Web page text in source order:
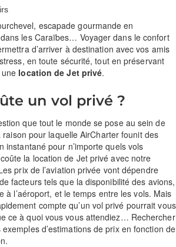
escapade gourmande en
les Caraïbes… Voyager dans le confort
d’arriver à destination avec vos amis
en toute sécurité, tout en préservant
location de Jet privé.
un vol privé ?
que tout le monde se pose au sein de
raison pour laquelle AirCharter founit des
instantané pour n’importe quels vols
la location de Jet privé avec notre
prix de l’aviation privée vont dépendre
facteurs tels que la disponibilité des avions,
à l’aéroport, et le temps entre les vols. Mais
compte qu’un vol privé pourrait vous
ce à quoi vous vous attendiez… Rechercher
d’estimations de prix en fonction de